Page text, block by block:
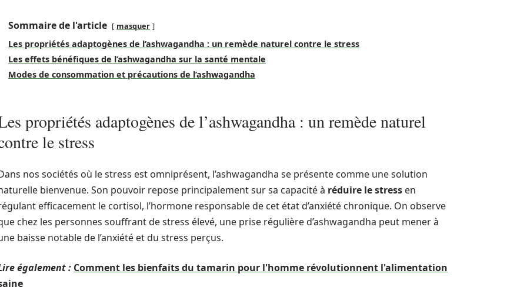
Sommaire de l'article masquer
Les propriétés adaptogènes de l’ashwagandha : un remède naturel contre le stress
Les effets bénéfiques de l’ashwagandha sur la santé mentale
Modes de consommation et précautions de l’ashwagandha
propriétés adaptogènes de l’ashwagandha : un remède naturel
le stress
nos sociétés où le stress est omniprésent, l’ashwagandha se présente comme une solution
bienvenue. Son pouvoir repose principalement sur sa capacité à réduire le stress en
efficacement le cortisol, l’hormone responsable de cet état d’anxiété chronique. On observe
chez les personnes souffrant de stress élevé, une prise régulière d’ashwagandha peut mener à
baisse notable de l’anxiété et du stress perçus.
également : Comment les bienfaits du tamarin pour l'homme révolutionnent l'alimentation